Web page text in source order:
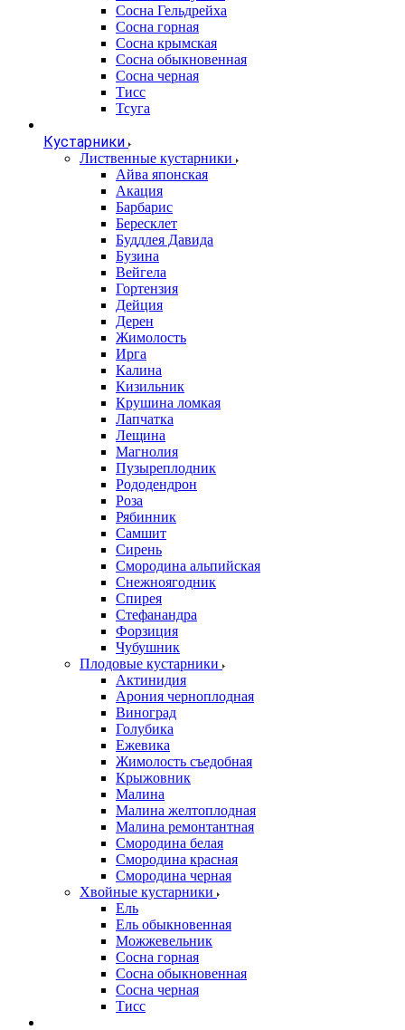
Сосна Гельдрейха
Сосна горная
Сосна крымская
Сосна обыкновенная
Сосна черная
Тисс
Тсуга
Кустарники
Лиственные кустарники
Айва японская
Акация
Барбарис
Бересклет
Буддлея Давида
Бузина
Вейгела
Гортензия
Дейция
Дерен
Жимолость
Ирга
Калина
Кизильник
Крушина ломкая
Лапчатка
Лещина
Магнолия
Пузыреплодник
Рододендрон
Роза
Рябинник
Самшит
Сирень
Смородина альпийская
Снежноягодник
Спирея
Стефанандра
Форзиция
Чубушник
Плодовые кустарники
Актинидия
Арония черноплодная
Виноград
Голубика
Ежевика
Жимолость съедобная
Крыжовник
Малина
Малина желтоплодная
Малина ремонтантная
Смородина белая
Смородина красная
Смородина черная
Хвойные кустарники
Ель
Ель обыкновенная
Можжевельник
Сосна горная
Сосна обыкновенная
Сосна черная
Тисс